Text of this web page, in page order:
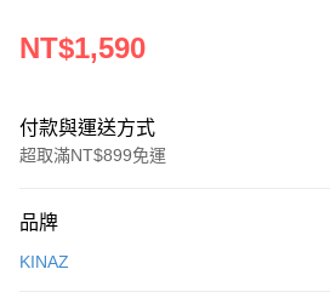
NT$1,590
付款與運送方式
超取滿NT$899免運
信用卡一次付款
品牌
KINAZ